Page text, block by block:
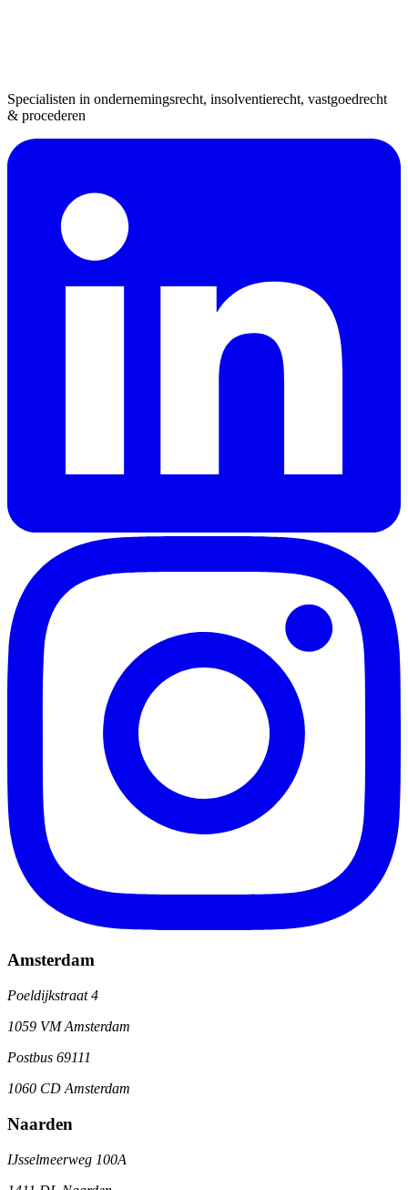
Specialisten in ondernemingsrecht, insolventierecht, vastgoedrecht
& procederen
Amsterdam
Poeldijkstraat 4
1059 VM Amsterdam
Postbus 69111
1060 CD Amsterdam
Naarden
IJsselmeerweg 100A